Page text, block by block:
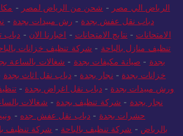
الرياض الي مصر - شحن من الرياض لمصر -
دباب نقل عفش بجدة - رش مبيدات بجدة -
الامتحانات - نتايج الامتحانات - اخبارنا الان - دباب
تنظيف منازل بالباحة - شركة تنظيف خزانات
بجدة - صيانة مكيفات بجدة - شغالات بالساعة
خزانات بجدة - نجار بجدة - دباب نقل اثاث بجدة
ورش مبيدات بجدة -دباب نقل اغراض بجدة -
نجار بجدة - شركة تنظيف بجدة - شغالات
حشرات بجدة - دباب نقل عفش جده -
بالرياض - شركة تنظيف بالباحة - شركة تنظيف